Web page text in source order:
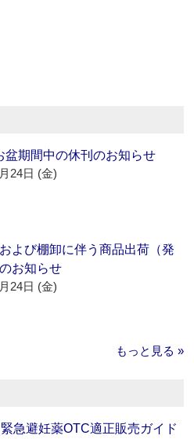
盆期間中の休刊のお知らせ
24日 (金)
よび棚卸に伴う商品出荷（発
お知らせ
24日 (金)
もっと見る »
緊急避妊薬OTC適正販売ガイド